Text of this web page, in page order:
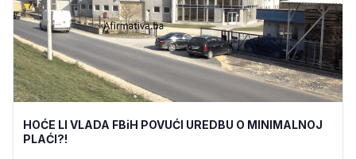
HOĆE LI VLADA FBiH POVUĆI UREDBU O MINIMALNOJ
PLAĆI?!